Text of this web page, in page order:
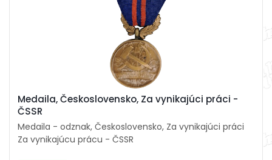
Medaila, Československo, Za vynikajúci práci -
ČSSR
Medaila - odznak, Československo, Za vynikajúci práci
Za vynikajúcu prácu - ČSSR